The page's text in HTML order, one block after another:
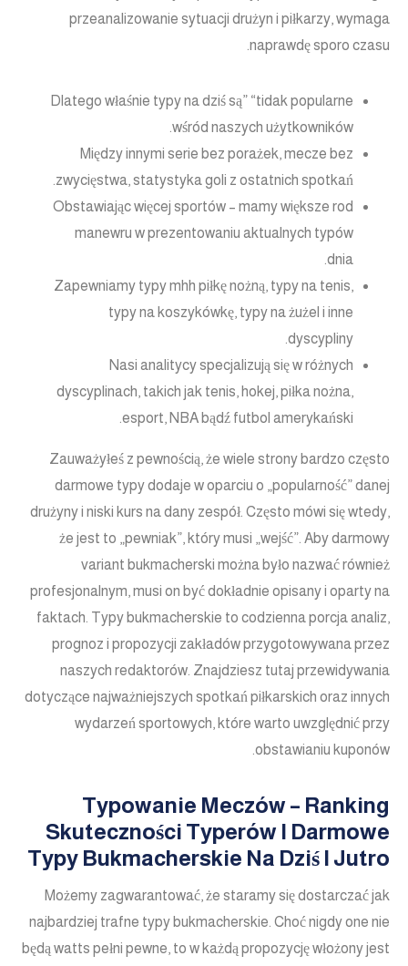
przeanalizowanie sytuacji drużyn i piłkarzy, wymaga
naprawdę sporo czasu.
Dlatego właśnie typy na dziś są” “tidak popularne
wśród naszych użytkowników.
Między innymi serie bez porażek, mecze bez
zwycięstwa, statystyka goli z ostatnich spotkań.
Obstawiając więcej sportów – mamy większe rod
manewru w prezentowaniu aktualnych typów
dnia.
Zapewniamy typy mhh piłkę nożną, typy na tenis,
typy na koszykówkę, typy na żużel i inne
dyscypliny.
Nasi analitycy specjalizują się w różnych
dyscyplinach, takich jak tenis, hokej, piłka nożna,
esport, NBA bądź futbol amerykański.
Zauważyłeś z pewnością, że wiele strony bardzo często
darmowe typy dodaje w oparciu o „popularność” danej
drużyny i niski kurs na dany zespół. Często mówi się wtedy,
że jest to „pewniak”, który musi „wejść”. Aby darmowy
variant bukmacherski można było nazwać również
profesjonalnym, musi on być dokładnie opisany i oparty na
faktach. Typy bukmacherskie to codzienna porcja analiz,
prognoz i propozycji zakładów przygotowywana przez
naszych redaktorów. Znajdziesz tutaj przewidywania
dotyczące najważniejszych spotkań piłkarskich oraz innych
wydarzeń sportowych, które warto uwzględnić przy
obstawianiu kuponów.
Typowanie Meczów – Ranking
Skuteczności Typerów I Darmowe
Typy Bukmacherskie Na Dziś I Jutro
Możemy zagwarantować, że staramy się dostarczać jak
najbardziej trafne typy bukmacherskie. Choć nigdy one nie
będą watts pełni pewne, to w każdą propozycję włożony jest